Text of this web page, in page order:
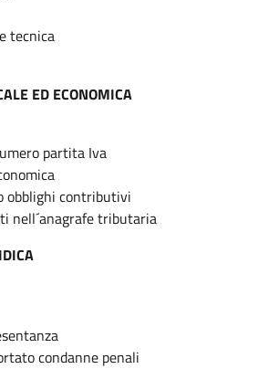
tecnica
ED ECONOMICA
partita Iva
obblighi contributivi
nell´anagrafe tributaria
condanne penali